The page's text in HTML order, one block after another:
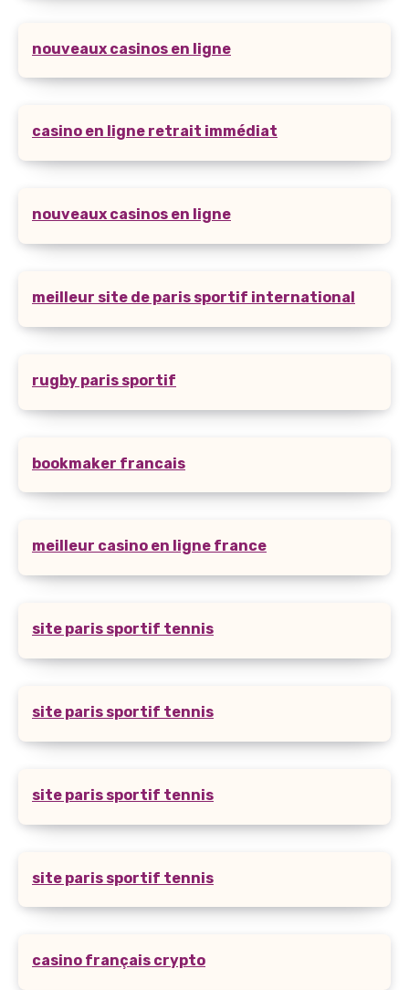
nouveaux casinos en ligne
casino en ligne retrait immédiat
nouveaux casinos en ligne
meilleur site de paris sportif international
rugby paris sportif
bookmaker francais
meilleur casino en ligne france
site paris sportif tennis
site paris sportif tennis
site paris sportif tennis
site paris sportif tennis
casino français crypto